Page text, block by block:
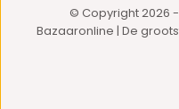
© Copyright 2026 -
Bazaaronline | De